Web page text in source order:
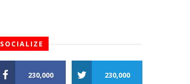
SOCIALIZE
230,000 230,000